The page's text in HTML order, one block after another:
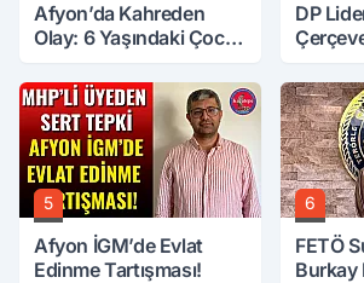
Afyon’da Kahreden
Olay: 6 Yaşındaki Çocuk
DP
Üzerine
5
Afyon İGM’de Evlat
Edinme Tartışması!
6
FETÖ
Burkay